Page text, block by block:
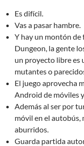
Es difícil.
Vas a pasar hambre.
Y hay un montón de
Dungeon, la gente
un proyecto libre es
mutantes o
El juego aprovecha
Android de móviles
Además al ser por
móvil en el
aburridos.
Guarda partida